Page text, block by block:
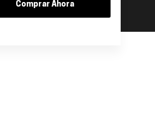
Comprar Ahora